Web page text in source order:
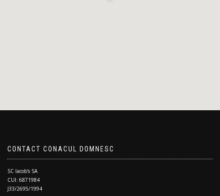
CONTACT CONACUL DOMNESC
SC Iacob's SA
CUI: 6871984
J33/2695/1994